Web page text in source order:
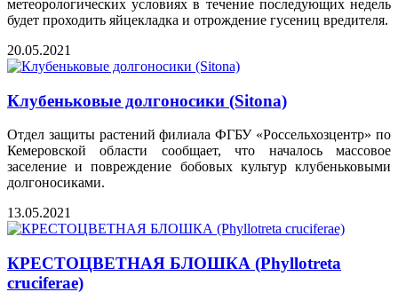
метеорологических условиях в течение последующих недель
будет проходить яйцекладка и отрождение гусениц вредителя.
20.05.2021
Клубеньковые долгоносики (Sitona)
Отдел защиты растений филиала ФГБУ «Россельхозцентр» по
Кемеровской области сообщает, что началось массовое
заселение и повреждение бобовых культур клубеньковыми
долгоносиками.
13.05.2021
КРЕСТОЦВЕТНАЯ БЛОШКА (Phyllotreta
cruciferae)